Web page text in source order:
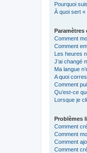
Pourquoi
À quoi sert
Paramètres
Comment
Comment
Les heures
J’ai changé
Ma langue
A quoi
Comment
Qu’est-ce
Lorsque je
Problèmes
Comment
Comment
Comment
Comment